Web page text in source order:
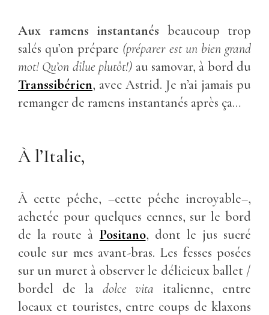
Aux ramens instantanés beaucoup trop
salés qu’on prépare (préparer est un bien grand
mot! Qu’on dilue plutôt!) au samovar, à bord du
Transsibérien, avec Astrid. Je n’ai jamais pu
remanger de ramens instantanés après ça…
À l’Italie,
À cette pêche, –cette pêche incroyable–,
achetée pour quelques cennes, sur le bord
de la route à Positano, dont le jus sucré
coule sur mes avant-bras. Les fesses posées
sur un muret à observer le délicieux ballet /
bordel de la dolce vita italienne, entre
locaux et touristes, entre coups de klaxons